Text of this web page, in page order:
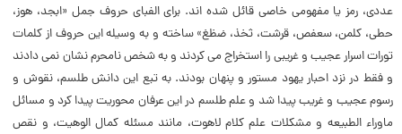
عددی، رمز یا مفهومی خاصی قائل شده اند. برای الفبای حروف جمل «ابجد، هوز،
حطی، کلمن، سعفص، قرشت، ثخذ، ضظغ» ساخته و به وسیله این حروف از کلمات
تورات اسرار عجیب و غریبی را استخراج می کردند و به شخص نامحرم نشان نمی دادند
و فقط در نزد احبار یهود مستور و پنهان بودند. به تبع این دانش طلسم، نقوش و
رسوم عجیب و غریب پیدا شد و علم طلسم در این عرفان محوریت پیدا کرد و مسائل
ماوراء الطبیعه و مشکلات علم کلام لاهوت، مانند مسئله کمال الوهیت، و نقص